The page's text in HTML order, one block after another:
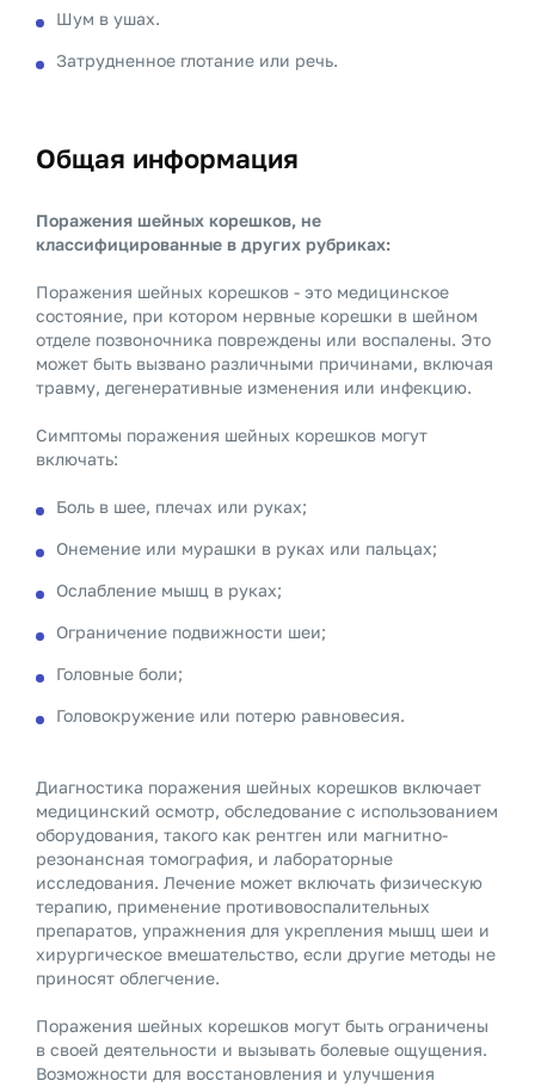
Шум в ушах.
Затрудненное глотание или речь.
Общая информация
Поражения шейных корешков, не
классифицированные в других рубриках:
Поражения шейных корешков - это медицинское
состояние, при котором нервные корешки в шейном
отделе позвоночника повреждены или воспалены. Это
может быть вызвано различными причинами, включая
травму, дегенеративные изменения или инфекцию.
Симптомы поражения шейных корешков могут
включать:
Боль в шее, плечах или руках;
Онемение или мурашки в руках или пальцах;
Ослабление мышц в руках;
Ограничение подвижности шеи;
Головные боли;
Головокружение или потерю равновесия.
Диагностика поражения шейных корешков включает
медицинский осмотр, обследование с использованием
оборудования, такого как рентген или магнитно-
резонансная томография, и лабораторные
исследования. Лечение может включать физическую
терапию, применение противовоспалительных
препаратов, упражнения для укрепления мышц шеи и
хирургическое вмешательство, если другие методы не
приносят облегчение.
Поражения шейных корешков могут быть ограничены
в своей деятельности и вызывать болевые ощущения.
Возможности для восстановления и улучшения